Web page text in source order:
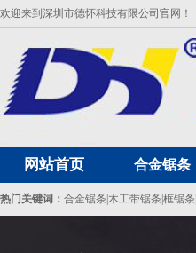
欢迎来到深圳市德怀科技有限公司官网！
网站首页 合金锯条
热门关键词： 合金锯条 木工带锯条 框锯条